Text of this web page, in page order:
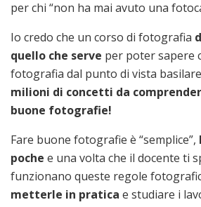
per chi “non ha mai avuto una
Io credo che un corso di fotografia
quello che serve per poter sapere
fotografia dal punto di vista
milioni di concetti da
buone fotografie!
Fare buone fotografie è “semplice”,
poche e una volta che il docente ti
funzionano queste regole
metterle in pratica e studiare i